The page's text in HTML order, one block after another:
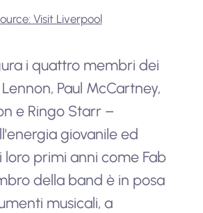
Visit Liverpool
i quattro membri dei
Paul McCartney,
e Ringo Starr –
giovanile ed
primi anni come Fab
della band è in posa
musicali, a